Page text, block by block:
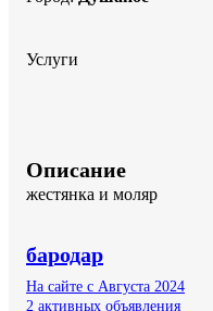
Услуги
Описание
жестянка и моляр
бародар
На сайте с Августа 2024
2 активных объявления